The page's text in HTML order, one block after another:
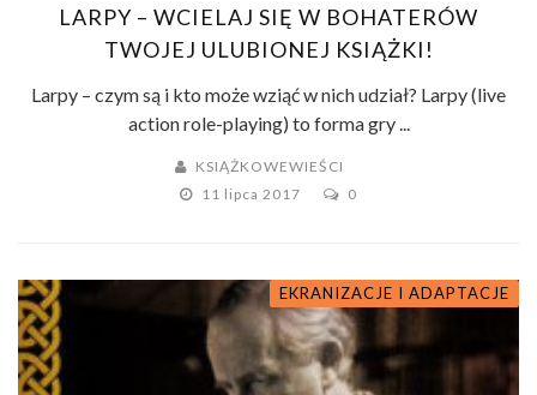
LARPY – WCIELAJ SIĘ W BOHATERÓW
TWOJEJ ULUBIONEJ KSIĄŻKI!
Larpy – czym są i kto może wziąć w nich udział? Larpy (live
action role-playing) to forma gry ...
KSIĄŻKOWEWIEŚCI
11 lipca 2017
0
EKRANIZACJE I ADAPTACJE